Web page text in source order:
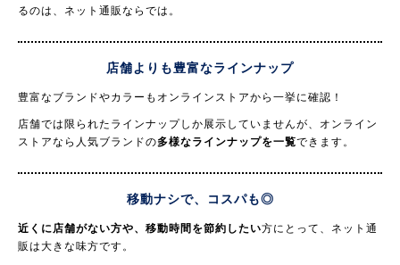
るのは、ネット通販ならでは。
店舗よりも豊富なラインナップ
豊富なブランドやカラーもオンラインストアから一挙に確認！
店舗では限られたラインナップしか展示していませんが、オンライン
ストアなら人気ブランドの多様なラインナップを一覧できます。
移動ナシで、コスパも◎
近くに店舗がない方や、移動時間を節約したい方にとって、ネット通
販は大きな味方です。